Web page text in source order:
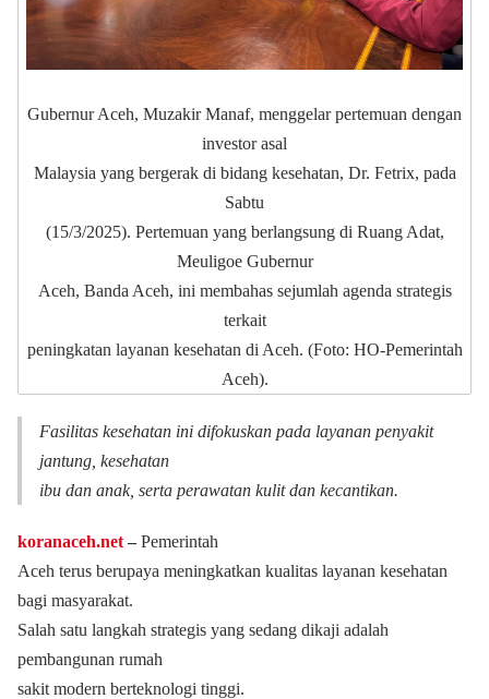
Gubernur Aceh, Muzakir Manaf, menggelar pertemuan dengan
investor asal
Malaysia yang bergerak di bidang kesehatan, Dr. Fetrix, pada
Sabtu
(15/3/2025). Pertemuan yang berlangsung di Ruang Adat,
Meuligoe Gubernur
Aceh, Banda Aceh, ini membahas sejumlah agenda strategis
terkait
peningkatan layanan kesehatan di Aceh. (Foto: HO-Pemerintah
Aceh).
Fasilitas kesehatan ini difokuskan pada layanan penyakit
jantung, kesehatan
ibu dan anak, serta perawatan kulit dan kecantikan.
koranaceh.net ‒ Pemerintah
Aceh terus berupaya meningkatkan kualitas layanan kesehatan
bagi masyarakat.
Salah satu langkah strategis yang sedang dikaji adalah
pembangunan rumah
sakit modern berteknologi tinggi.